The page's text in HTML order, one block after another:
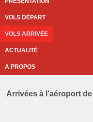
VOLS DÉPART
VOLS ARRIVÉE
ACTUALITÉ
A PROPOS
Arrivées à l'aéroport